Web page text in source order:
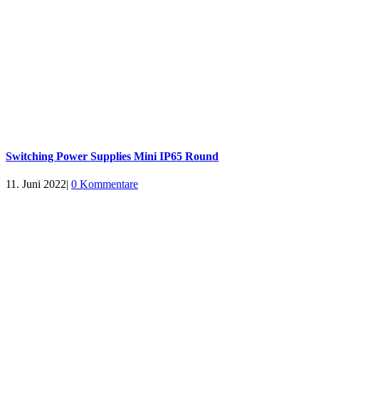
Switching Power Supplies Mini IP65 Round
11. Juni 2022| 0 Kommentare